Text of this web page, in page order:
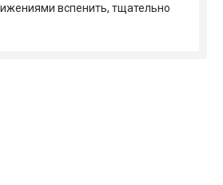
вспенить, тщательно